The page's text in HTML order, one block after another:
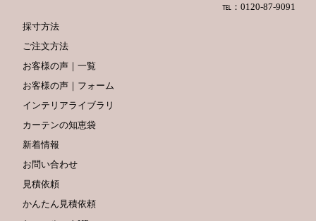
℡：0120-87-9091
採寸方法
ご注文方法
お客様の声｜一覧
お客様の声｜フォーム
インテリアライブラリ
カーテンの知恵袋
新着情報
お問い合わせ
見積依頼
かんたん見積依頼